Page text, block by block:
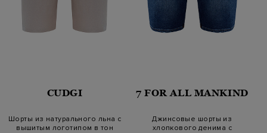
CUDGI
Шорты из натурального льна с
вышитым логотипом в тон
7 FOR ALL MANKIND
Джинсовые шорты из
хлопкового денима с